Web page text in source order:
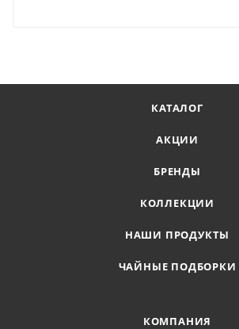
КАТАЛОГ
АКЦИИ
БРЕНДЫ
КОЛЛЕКЦИИ
НАШИ ПРОДУКТЫ
ЧАЙНЫЕ ПОДБОРКИ
КОМПАНИЯ